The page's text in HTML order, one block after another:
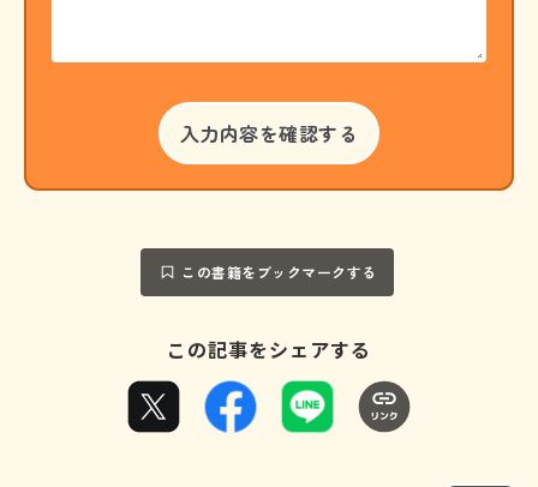
この書籍をブックマークする
この記事をシェアする